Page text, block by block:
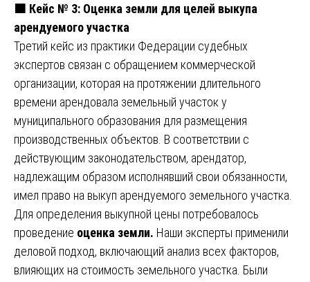
🟧 Кейс № 3: Оценка земли для целей выкупа
арендуемого участка
Третий кейс из практики Федерации судебных
экспертов связан с обращением коммерческой
организации, которая на протяжении длительного
времени арендовала земельный участок у
муниципального образования для размещения
производственных объектов. В соответствии с
действующим законодательством, арендатор,
надлежащим образом исполнявший свои обязанности,
имел право на выкуп арендуемого земельного участка.
Для определения выкупной цены потребовалось
проведение оценка земли. Наши эксперты применили
деловой подход, включающий анализ всех факторов,
влияющих на стоимость земельного участка. Были